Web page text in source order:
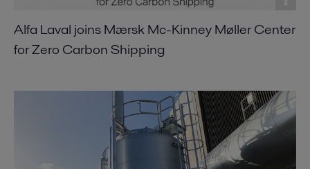
Alfa Laval joins Mærsk Mc-Kinney Møller Center
for Zero Carbon Shipping